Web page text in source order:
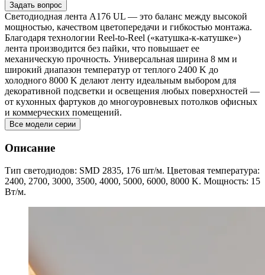
Задать вопрос
Светодиодная лента A176 UL — это баланс между высокой
мощностью, качеством цветопередачи и гибкостью монтажа.
Благодаря технологии Reel-to-Reel («катушка-к-катушке»)
лента производится без пайки, что повышает ее
механическую прочность. Универсальная ширина 8 мм и
широкий диапазон температур от теплого 2400 K до
холодного 8000 K делают ленту идеальным выбором для
декоративной подсветки и освещения любых поверхностей —
от кухонных фартуков до многоуровневых потолков офисных
и коммерческих помещений.
Все модели серии
Описание
Тип светодиодов: SMD 2835, 176 шт/м. Цветовая температура:
2400, 2700, 3000, 3500, 4000, 5000, 6000, 8000 K. Мощность: 15
Вт/м.